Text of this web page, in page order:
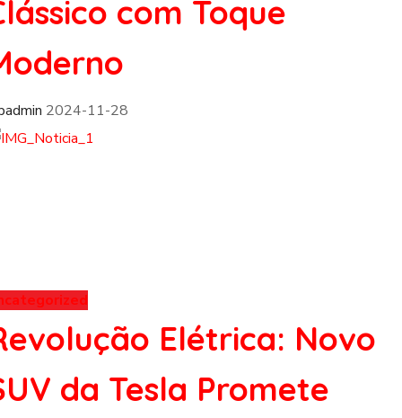
com Toque
2024-11-28
Elétrica: Novo
da Tesla Promete